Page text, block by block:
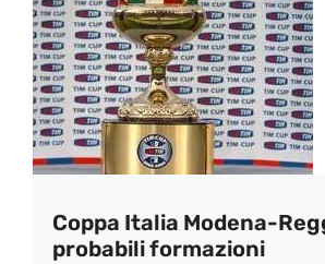
Coppa Italia Modena-
probabili formazioni